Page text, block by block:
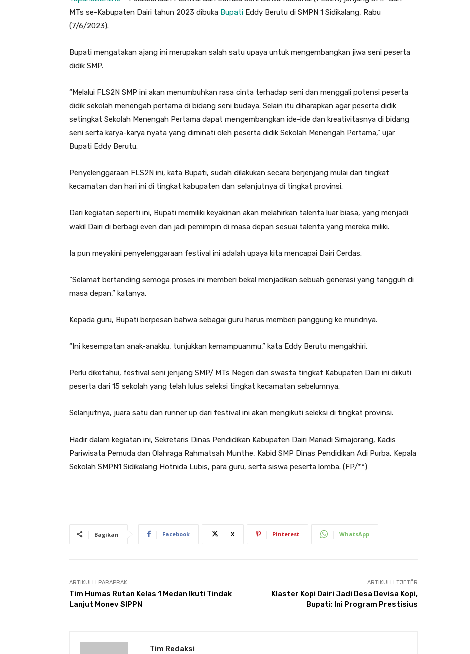
MTs se-Kabupaten Dairi tahun 2023 dibuka Bupati Eddy Berutu di SMPN 1 Sidikalang, Rabu
(7/6/2023).
Bupati mengatakan ajang ini merupakan salah satu upaya untuk mengembangkan jiwa seni peserta
didik SMP.
“Melalui FLS2N SMP ini akan menumbuhkan rasa cinta terhadap seni dan menggali potensi peserta
didik sekolah menengah pertama di bidang seni budaya. Selain itu diharapkan agar peserta didik
setingkat Sekolah Menengah Pertama dapat mengembangkan ide-ide dan kreativitasnya di bidang
seni serta karya-karya nyata yang diminati oleh peserta didik Sekolah Menengah Pertama,” ujar
Bupati Eddy Berutu.
Penyelenggaraan FLS2N ini, kata Bupati, sudah dilakukan secara berjenjang mulai dari tingkat
kecamatan dan hari ini di tingkat kabupaten dan selanjutnya di tingkat provinsi.
Dari kegiatan seperti ini, Bupati memiliki keyakinan akan melahirkan talenta luar biasa, yang menjadi
wakil Dairi di berbagi even dan jadi pemimpin di masa depan sesuai talenta yang mereka miliki.
Ia pun meyakini penyelenggaraan festival ini adalah upaya kita mencapai Dairi Cerdas.
“Selamat bertanding semoga proses ini memberi bekal menjadikan sebuah generasi yang tangguh di
masa depan,” katanya.
Kepada guru, Bupati berpesan bahwa sebagai guru harus memberi panggung ke muridnya.
“Ini kesempatan anak-anakku, tunjukkan kemampuanmu,” kata Eddy Berutu mengakhiri.
Perlu diketahui, festival seni jenjang SMP/ MTs Negeri dan swasta tingkat Kabupaten Dairi ini diikuti
peserta dari 15 sekolah yang telah lulus seleksi tingkat kecamatan sebelumnya.
Selanjutnya, juara satu dan runner up dari festival ini akan mengikuti seleksi di tingkat provinsi.
Hadir dalam kegiatan ini, Sekretaris Dinas Pendidikan Kabupaten Dairi Mariadi Simajorang, Kadis
Pariwisata Pemuda dan Olahraga Rahmatsah Munthe, Kabid SMP Dinas Pendidikan Adi Purba, Kepala
Sekolah SMPN1 Sidikalang Hotnida Lubis, para guru, serta siswa peserta lomba. (FP/**)
Bagikan Facebook X Pinterest WhatsApp
ARTIKULLI PARAPRAK
Tim Humas Rutan Kelas 1 Medan Ikuti Tindak
Lanjut Monev SIPPN
ARTIKULLI TJETËR
Klaster Kopi Dairi Jadi Desa Devisa Kopi,
Bupati: Ini Program Prestisius
Tim Redaksi